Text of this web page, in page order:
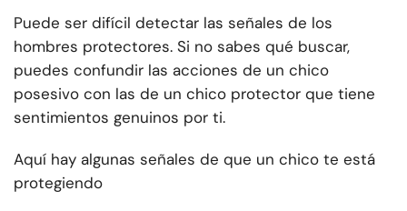
Puede ser difícil detectar las señales de los
hombres protectores. Si no sabes qué buscar,
puedes confundir las acciones de un chico
posesivo con las de un chico protector que tiene
sentimientos genuinos por ti.
Aquí hay algunas señales de que un chico te está
protegiendo